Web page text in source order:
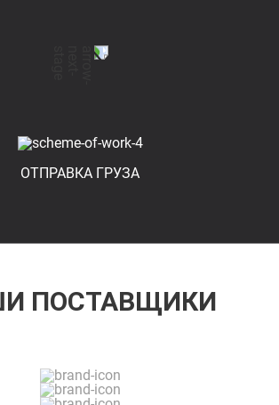
ОТПРАВКА ГРУЗА
ПОСТАВЩИКИ